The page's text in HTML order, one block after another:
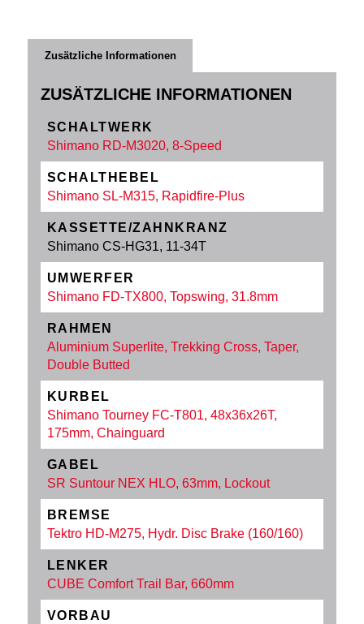
Zusätzliche Informationen
ZUSÄTZLICHE INFORMATIONEN
SCHALTWERK
Shimano RD-M3020, 8-Speed
SCHALTHEBEL
Shimano SL-M315, Rapidfire-Plus
KASSETTE/ZAHNKRANZ
Shimano CS-HG31, 11-34T
UMWERFER
Shimano FD-TX800, Topswing, 31.8mm
RAHMEN
Aluminium Superlite, Trekking Cross, Taper,
Double Butted
KURBEL
Shimano Tourney FC-T801, 48x36x26T,
175mm, Chainguard
GABEL
SR Suntour NEX HLO, 63mm, Lockout
BREMSE
Tektro HD-M275, Hydr. Disc Brake (160/160)
LENKER
CUBE Comfort Trail Bar, 660mm
VORBAU